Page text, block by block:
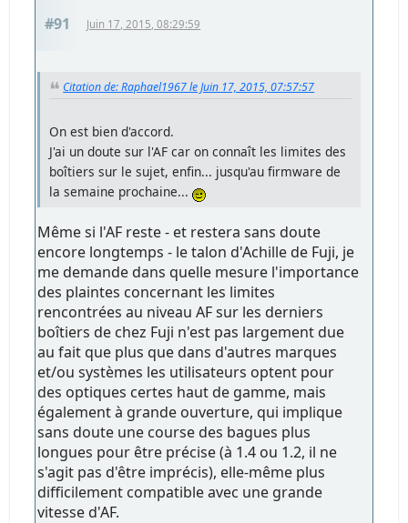
#91 Juin 17, 2015, 08:29:59
Citation de: Raphael1967 le Juin 17, 2015, 07:57:57
On est bien d'accord.
J'ai un doute sur l'AF car on connaît les limites des
boîtiers sur le sujet, enfin... jusqu'au firmware de
la semaine prochaine...
Même si l'AF reste - et restera sans doute
encore longtemps - le talon d'Achille de Fuji, je
me demande dans quelle mesure l'importance
des plaintes concernant les limites
rencontrées au niveau AF sur les derniers
boîtiers de chez Fuji n'est pas largement due
au fait que plus que dans d'autres marques
et/ou systèmes les utilisateurs optent pour
des optiques certes haut de gamme, mais
également à grande ouverture, qui implique
sans doute une course des bagues plus
longues pour être précise (à 1.4 ou 1.2, il ne
s'agit pas d'être imprécis), elle-même plus
difficilement compatible avec une grande
vitesse d'AF.